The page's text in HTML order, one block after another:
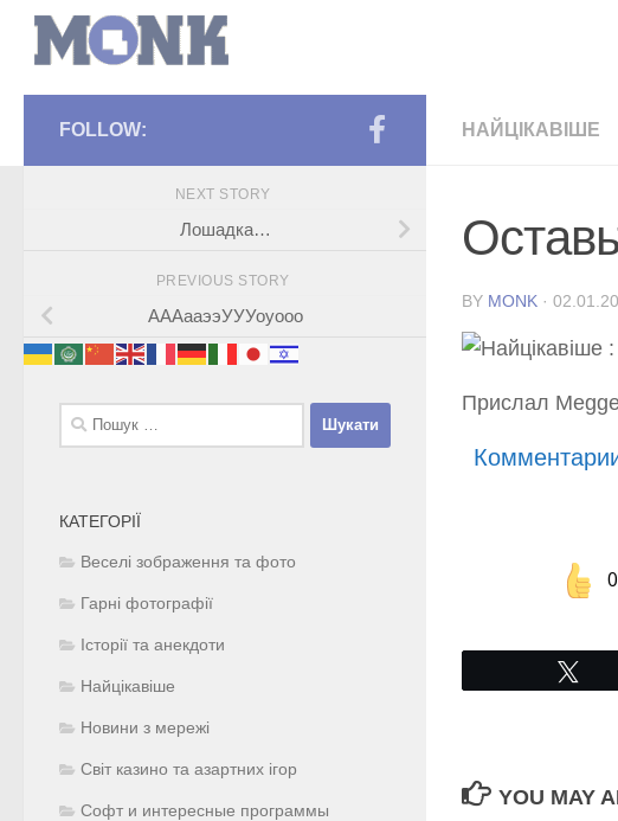
НАЙЦІКАВІШЕ
BY MONK ·
Прислал
0
Share on
YOU MAY
FOLLOW:
NEXT STORY
Лошадка…
PREVIOUS STORY
АААааээУУУоуооо
Пошук:
КАТЕГОРІЇ
Веселі зображення та фото
Гарні фотографії
Історії та анекдоти
Найцікавіше
Новини з мережі
Світ казино та азартних ігор
Софт и интересные программы